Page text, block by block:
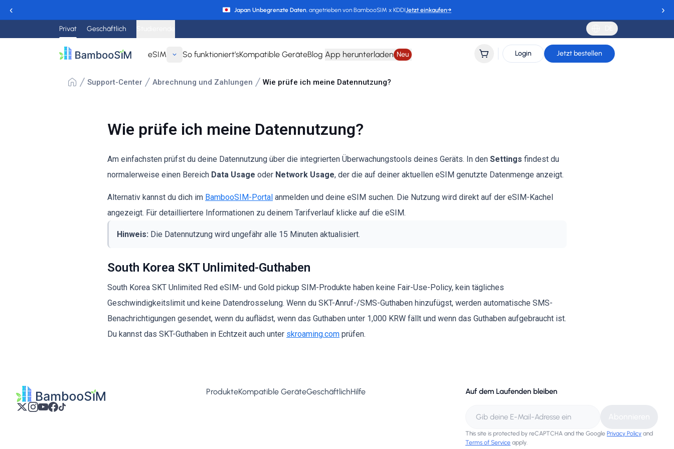
‹ Japan Unbegrenzte Daten, angetrieben von BambooSIM x KDDIJetzt einkaufen→ ›
Privat Geschäftlich
eSIM So funktioniert’sKompatible GeräteBlog App herunterladen Neu Login Jetzt bestellen
Support-Center Abrechnung und Zahlungen Wie prüfe ich meine Datennutzung?
Wie prüfe ich meine Datennutzung?
Am einfachsten prüfst du deine Datennutzung über die integrierten Überwachungstools deines Geräts. In den Settings findest du
normalerweise einen Bereich Data Usage oder Network Usage, der die auf deiner aktuellen eSIM genutzte Datenmenge anzeigt.
Alternativ kannst du dich im BambooSIM-Portal anmelden und deine eSIM suchen. Die Nutzung wird direkt auf der eSIM-Kachel
angezeigt. Für detailliertere Informationen zu deinem Tarifverlauf klicke auf die eSIM.
Hinweis: Die Datennutzung wird ungefähr alle 15 Minuten aktualisiert.
South Korea SKT Unlimited-Guthaben
South Korea SKT Unlimited Red eSIM- und Gold pickup SIM-Produkte haben keine Fair-Use-Policy, kein tägliches
Geschwindigkeitslimit und keine Datendrosselung. Wenn du SKT-Anruf-/SMS-Guthaben hinzufügst, werden automatische SMS-
Benachrichtigungen gesendet, wenn du auflädst, wenn das Guthaben unter 1,000 KRW fällt und wenn das Guthaben aufgebraucht ist.
Du kannst das SKT-Guthaben in Echtzeit auch unter skroaming.com prüfen.
ProdukteKompatible GeräteGeschäftlichHilfe Auf dem Laufenden bleiben
This site is protected by reCAPTCHA and the Google Privacy Policy and
Terms of Service apply.